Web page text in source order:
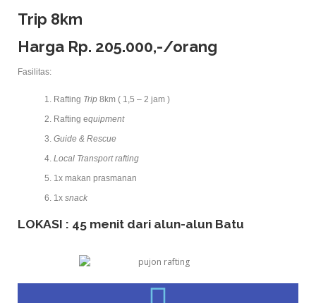
Trip 8km
Harga Rp. 205.000,-/orang
Fasilitas:
Rafting Trip 8km ( 1,5 – 2 jam )
Rafting equipment
Guide & Rescue
Local Transport rafting
1x makan prasmanan
1x snack
LOKASI : 45 menit dari alun-alun Batu